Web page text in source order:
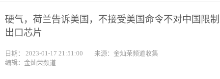
硬气，荷兰告诉美国，不接受美国命令不对中国限制
出口芯片
日期： 2023-01-17 21:51:00
来源：金灿荣频道收集
编辑：金灿荣频道